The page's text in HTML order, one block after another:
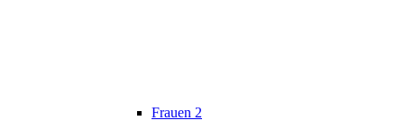
Frauen 2